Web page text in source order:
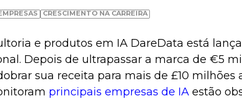
CRESCIMENTO NA CARREIRA
e produtos em IA DareData está
Depois de ultrapassar a marca de €5
sua receita para mais de £10 milhões
principais empresas de IA estão